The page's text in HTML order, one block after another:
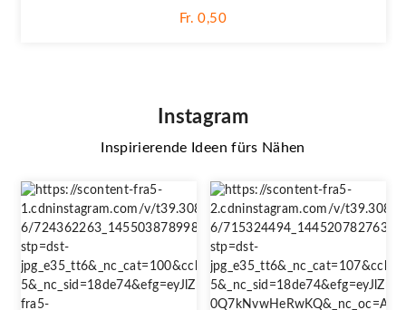
Fr. 0,50
Instagram
Inspirierende Ideen fürs Nähen